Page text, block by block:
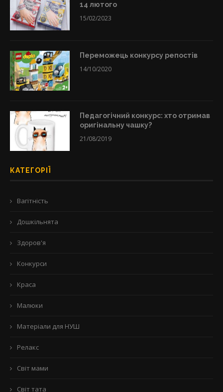
14 лютого
15/02/2023
Переможець конкурсу репостів
14/10/2020
Педагогічний конкурс: хто отримав
оригінальну чашку?
21/08/2019
КАТЕГОРІЇ
Вагітність
Дошкільнята
Здоров'я
Конкурси
Краса
Малюки
Матеріали для НУШ
Релакс
Світ мами
Світ тата